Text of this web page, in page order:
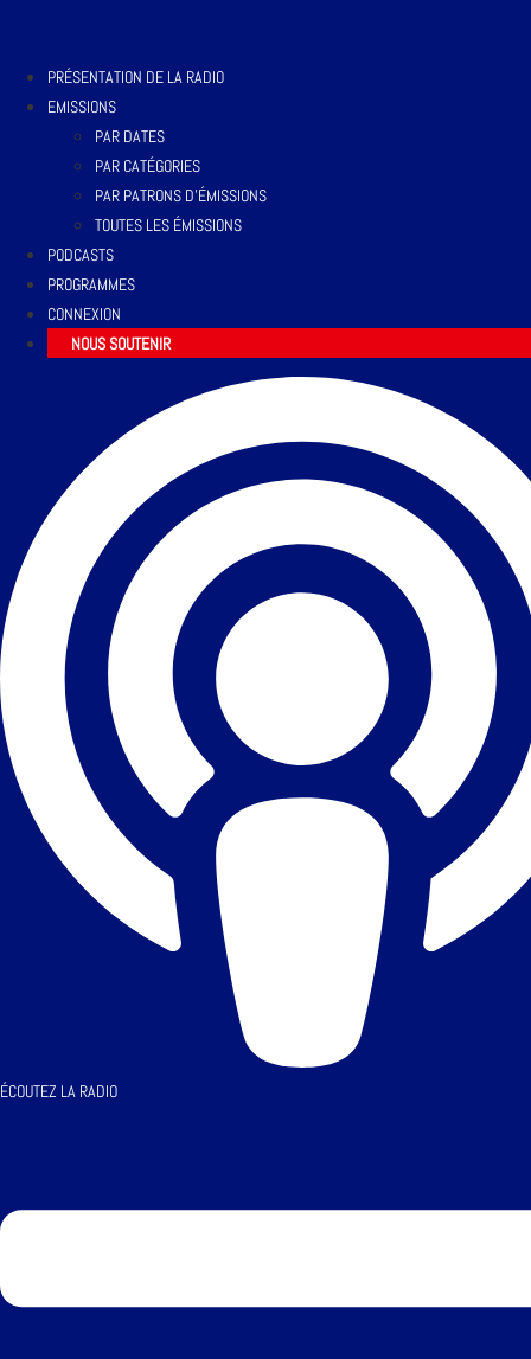
PRÉSENTATION DE LA RADIO
EMISSIONS
PAR DATES
PAR CATÉGORIES
PAR PATRONS D’ÉMISSIONS
TOUTES LES ÉMISSIONS
PODCASTS
PROGRAMMES
CONNEXION
NOUS SOUTENIR
ÉCOUTEZ LA RADIO